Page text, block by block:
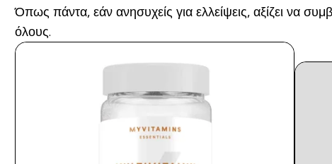
Όπως πάντα, εάν ανησυχείς για ελλείψεις, αξίζει να
όλους.